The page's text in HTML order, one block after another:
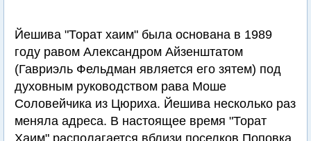
Йешива "Торат хаим" была основана в 1989
году равом Александром Айзенштатом
(Гавриэль Фельдман является его зятем) под
духовным руководством рава Моше
Соловейчика из Цюриха. Йешива несколько раз
меняла адреса. В настоящее время "Торат
Хаим" располагается вблизи поселков Поповка